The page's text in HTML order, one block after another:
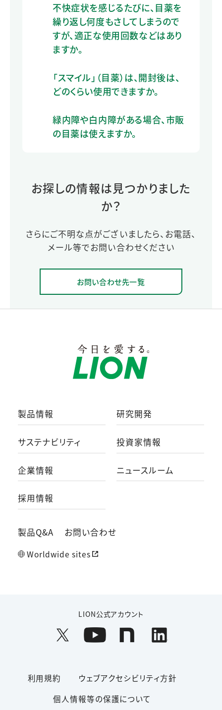
不快症状を感じるたびに、目薬を
繰り返し何度もさしてしまうので
すが、適正な使用回数などはあり
ますか。
「スマイル」（目薬）は、開封後は、
どのくらい使用できますか。
緑内障や白内障がある場合、市販
の目薬は使えますか。
お探しの情報は見つかりました
か？
さらにご不明な点がございましたら、お電話、
メール等でお問い合わせください
お問い合わせ先一覧
製品情報 研究開発
サステナビリティ 投資家情報
企業情報 ニュースルーム
採用情報
製品Q&A お問い合わせ
Worldwide sites
LION公式アカウント
利用規約
ウェブアクセシビリティ方針
個人情報等の保護について